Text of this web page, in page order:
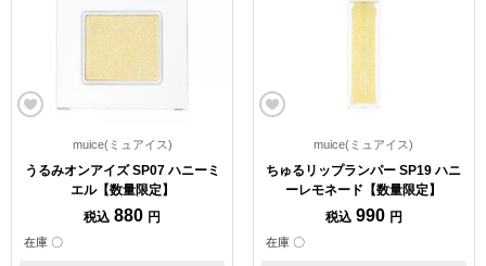
muice(ミュアイス)
うるみオンアイズ SP07 ハニーミ
エル【数量限定】
税込 880 円
在庫 〇
muice(ミュアイス)
ちゅるリップランパー SP19 ハニ
ーレモネード【数量限定】
税込 990 円
在庫 〇